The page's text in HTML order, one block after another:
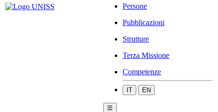
Persone
Pubblicazioni
Strutture
Terza Missione
Competenze
IT EN
☰